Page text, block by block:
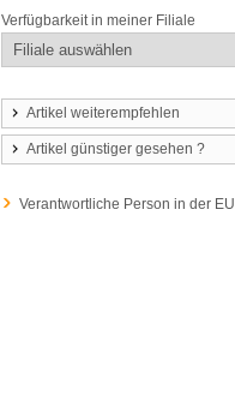
Verfügbarkeit in meiner Filiale
Artikel weiterempfehlen
Artikel günstiger gesehen ?
Verantwortliche Person in der EU